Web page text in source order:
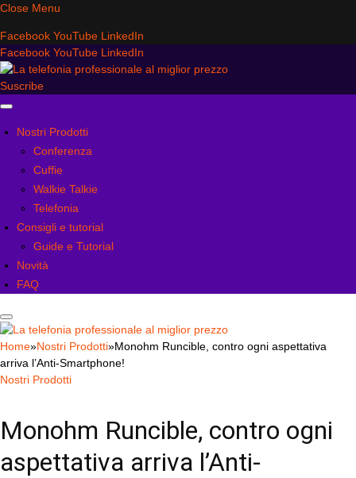
Close Menu
Facebook YouTube LinkedIn
Facebook YouTube LinkedIn
Suscribe
Nostri Prodotti
Conferenza
Cuffie
Walkie Talkie
Telefonia
Consigli e tutorial
Guide e Tutorial
Novità
FAQ
Home»Nostri Prodotti»Monohm Runcible, contro ogni aspettativa
arriva l’Anti-Smartphone!
Nostri Prodotti
Monohm Runcible, contro ogni
aspettativa arriva l’Anti-